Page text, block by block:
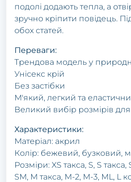
подолі додають тепла, а
зручно кріпити повідець.
обох статей.
Переваги:
Трендова модель у
Унісекс крій
Без застібки
М'який, легкий та
Великий вибір розмірів
Характеристики:
Матеріал: акрил
Колір: бежевий, бузковий,
Розміри: XS такса, S, S такса,
SM, M такса, M-2, M-3, ML, L